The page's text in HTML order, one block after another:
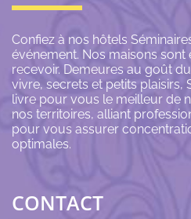
Confiez à nos hôtels
événement. Nos maisons
recevoir. Demeures au goût
vivre, secrets et petits plaisirs,
livre pour vous le meilleur de
nos territoires, alliant
pour vous assurer
optimales.
CONTACT